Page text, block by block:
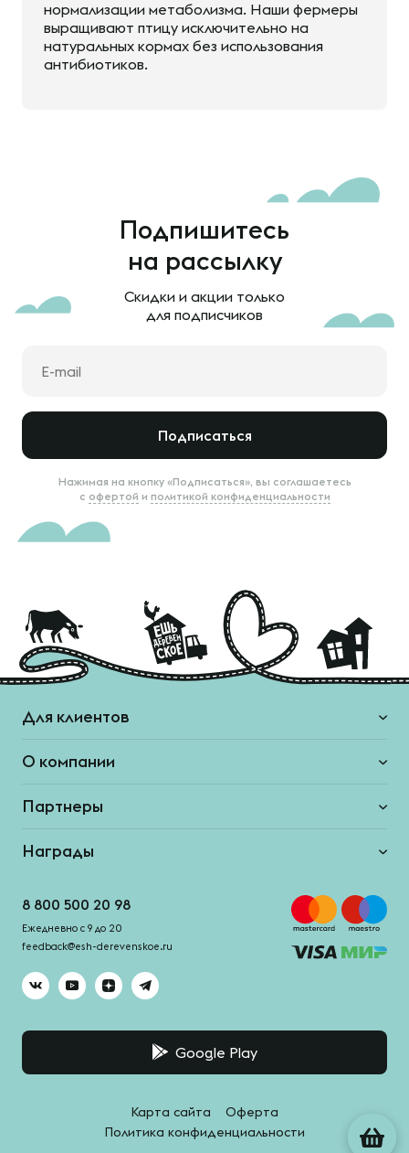
нормализации метаболизма. Наши фермеры
выращивают птицу исключительно на
натуральных кормах без использования
антибиотиков.
Подпишитесь
на рассылку
Скидки и акции только
для подписчиков
Подписаться
Нажимая на кнопку «Подписаться», вы соглашаетесь
с офертой и политикой конфиденциальности
Для клиентов
О компании
Партнеры
Награды
8 800 500 20 98
Ежедневно с 9 до 20
feedback@esh-derevenskoe.ru
Google Play
Карта сайта
Оферта
Политика конфиденциальности